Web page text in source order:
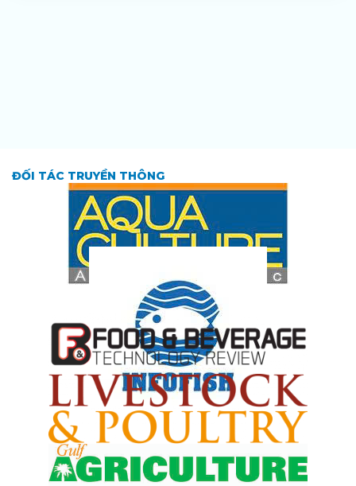
ĐỐI TÁC TRUYỀN THÔNG